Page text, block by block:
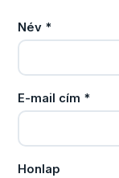
Név *
E-mail cím *
Honlap